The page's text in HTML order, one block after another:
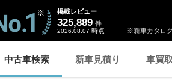
※新車カタロ
掲載レビュー
325,889 件
2026.08.07 時点
中古車検索 新車見積り 車買取